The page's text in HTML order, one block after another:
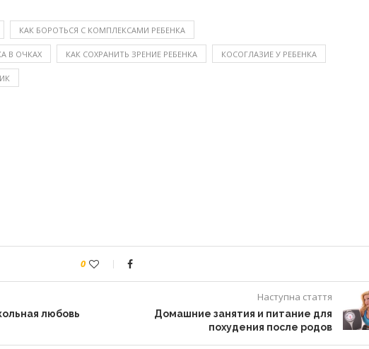
КАК БОРОТЬСЯ С КОМПЛЕКСАМИ РЕБЕНКА
В ОЧКАХ КАК СОХРАНИТЬ ЗРЕНИЕ РЕБЕНКА КОСОГЛАЗИЕ У РЕБЕНКА
0
любовь
Наступна стаття
Домашние занятия и питание для
похудения после родов